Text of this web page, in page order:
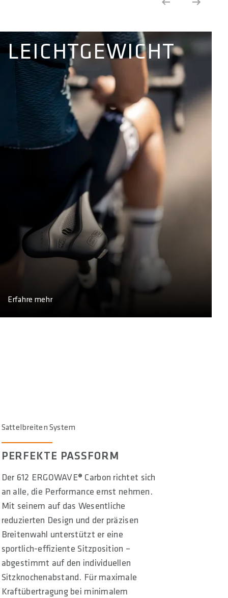
LEICHTGEWICHT
Erfahre mehr
Sattelbreiten System
PERFEKTE PASSFORM
Der 612 ERGOWAVE® Carbon richtet sich
an alle, die Performance ernst nehmen.
Mit seinem auf das Wesentliche
reduzierten Design und der präzisen
Breitenwahl unterstützt er eine
sportlich-effiziente Sitzposition –
abgestimmt auf den individuellen
Sitzknochenabstand. Für maximale
Kraftübertragung bei minimalem